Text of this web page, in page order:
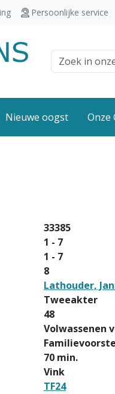
Persoonlijke service
Zoek veld
Nieuwe oogst Onze
33385
1 - 7
1 - 7
8
Lathouder,
Tweeakter
48
Volwassenen
70 min.
Vink
TF24